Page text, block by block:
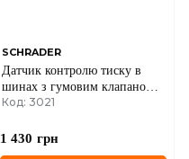
SCHRADER
Датчик контролю тиску в
шинах з гумовим клапаном
Ford
Код: 3021
1 430 грн